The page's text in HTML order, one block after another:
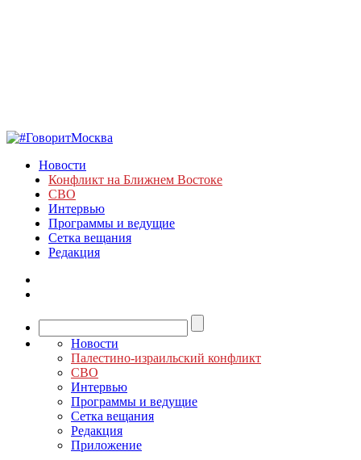
Новости
Конфликт на Ближнем Востоке
СВО
Интервью
Программы и ведущие
Сетка вещания
Редакция
Новости
Палестино-израильский конфликт
СВО
Интервью
Программы и ведущие
Сетка вещания
Редакция
Приложение